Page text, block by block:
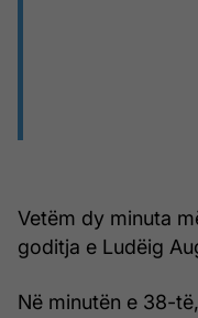
Vetëm dy minuta
goditja e Ludëig
Në minutën e 38-